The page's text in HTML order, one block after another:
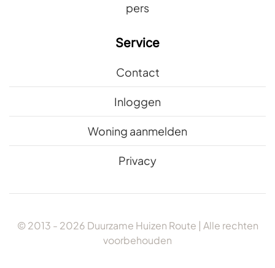
pers
Service
Contact
Inloggen
Woning aanmelden
Privacy
© 2013 - 2026 Duurzame Huizen Route | Alle rechten
voorbehouden